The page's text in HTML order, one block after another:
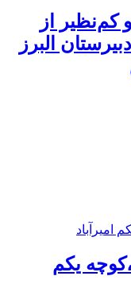
از
البرز
یکم